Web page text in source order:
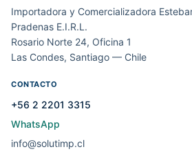
Importadora y Comercializadora
Pradenas E.I.R.L.
Rosario Norte 24, Oficina 1
Las Condes, Santiago — Chile
CONTACTO
+56 2 2201 3315
WhatsApp
info@solutimp.cl